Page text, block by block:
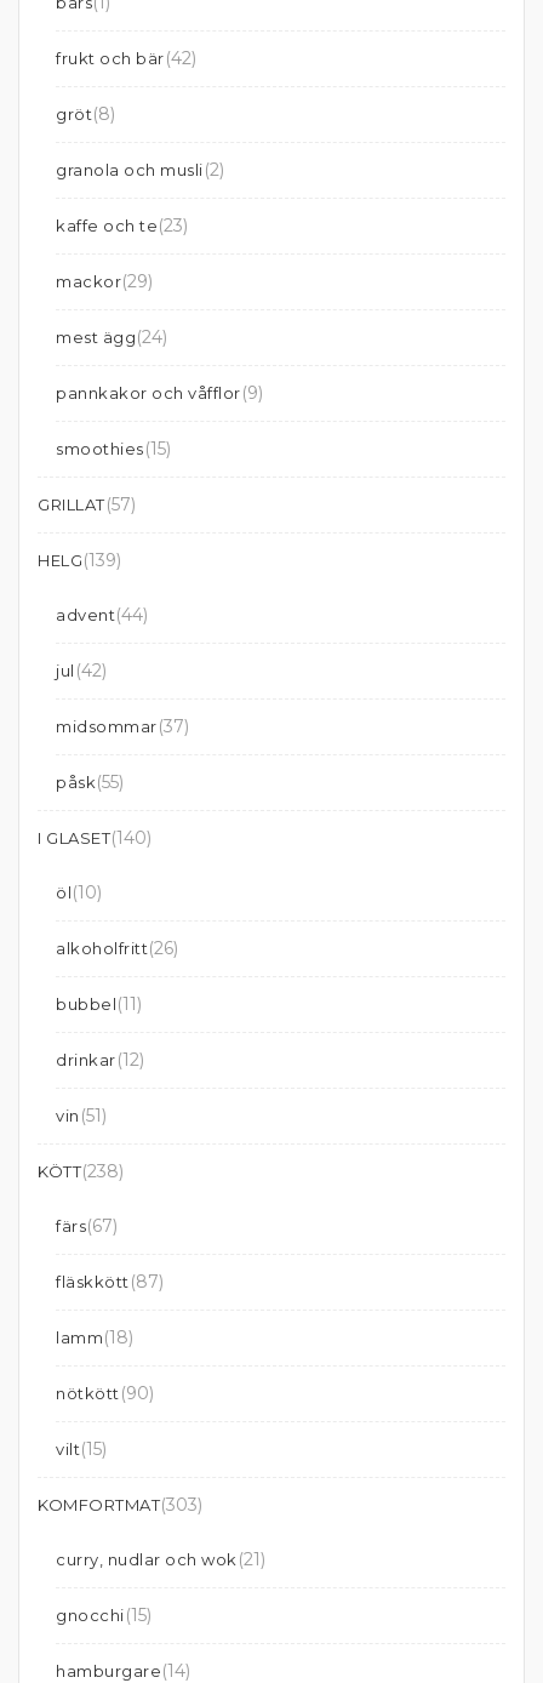
frukt och bär(42)
gröt(8)
granola och musli(2)
kaffe och te(23)
mackor(29)
mest ägg(24)
pannkakor och våfflor(9)
smoothies(15)
GRILLAT(57)
HELG(139)
advent(44)
jul (42)
midsommar(37)
påsk(55)
I GLASET(140)
öl(10)
alkoholfritt(26)
bubbel(11)
drinkar(12)
vin (51)
KÖTT(238)
färs(67)
fläskkött (87)
lamm(18)
nötkött (90)
vilt(15)
KOMFORTMAT(303)
curry, nudlar och wok (21)
gnocchi(15)
hamburgare(14)